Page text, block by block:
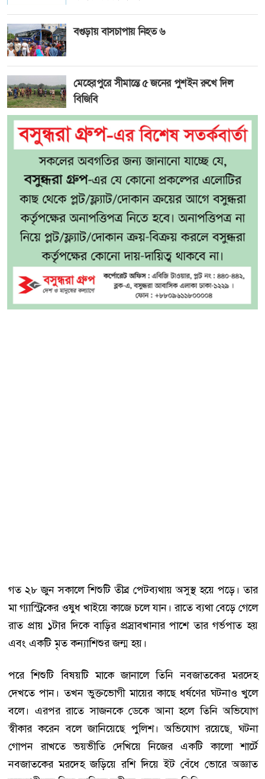
বগুড়ায় বাসচাপায় নিহত ৬
মেহেরপুরে সীমান্তে ৫ জনের পুশইন রুখে দিল
বিজিবি
গত ২৮ জুন সকালে শিশুটি তীব্র পেটব্যথায় অসুস্থ হয়ে পড়ে। তার
মা গ্যাস্ট্রিকের ওষুধ খাইয়ে কাজে চলে যান। রাতে ব্যথা বেড়ে গেলে
রাত প্রায় ১টার দিকে বাড়ির প্রস্রাবখানার পাশে তার গর্ভপাত হয়
এবং একটি মৃত কন্যাশিশুর জন্ম হয়।
পরে শিশুটি বিষয়টি মাকে জানালে তিনি নবজাতকের মরদেহ
দেখতে পান। তখন ভুক্তভোগী মায়ের কাছে ধর্ষণের ঘটনাও খুলে
বলে। এরপর রাতে সাজনকে ডেকে আনা হলে তিনি অভিযোগ
স্বীকার করেন বলে জানিয়েছে পুলিশ। অভিযোগ রয়েছে, ঘটনা
গোপন রাখতে ভয়ভীতি দেখিয়ে নিজের একটি কালো শার্টে
নবজাতকের মরদেহ জড়িয়ে রশি দিয়ে ইট বেঁধে ভোরে অজ্ঞাত